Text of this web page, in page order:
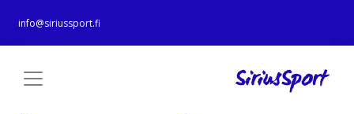
info@siriussport.fi